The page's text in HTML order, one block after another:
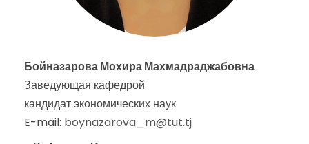
Бойназарова Мохира Махмадраджабовна
Заведующая кафедрой
кандидат экономических наук
E-mail: boynazarova_m@tut.tj